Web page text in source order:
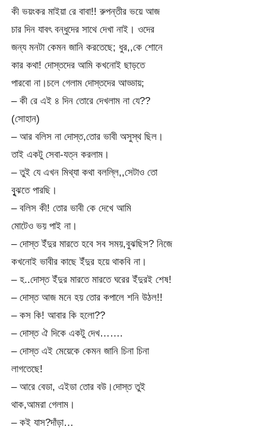
কী ভয়ংকর মাইয়া রে বাবা!! রুপন্তীর ভয়ে আজ
চার দিন যাবৎ বন্ধুদের সাথে দেখা নাই। ওদের
জন্য মনটা কেমন জানি করতেছে; ধুর,,কে শোনে
কার কথা! দোস্তদের আমি কখনোই ছাড়তে
পারবো না।চলে গেলাম দোস্তদের আড্ডায়;
– কী রে এই ৪ দিন তোরে দেখলাম না যে??
(সোহান)
– আর বলিস না দোস্ত,তোর ভাবী অসুস্থ ছিল।
তাই একটু সেবা-যত্ন করলাম।
– তুই যে এখন মিথ্যা কথা বলল্লি,,সেটাও তো
বুৃঝতে পারছি।
– বলিস কী! তোর ভাবী কে দেখে আমি
মোটেও ভয় পাই না।
– দোস্ত ইঁদুর মারতে হবে সব সময়,বুঝছিস? নিজে
কখনোই ভাবীর কাছে ইঁদুর হয়ে থাকবি না।
– হ..দোস্ত ইঁদুর মারতে মারতে ঘরের ইঁদুরই শেষ!
– দোস্ত আজ মনে হয় তোর কপালে শনি উঠল!!
– কস কি! আবার কি হলো??
– দোস্ত ঐ দিকে একটু দেখ…….
– দোস্ত এই মেয়েকে কেমন জানি চিনা চিনা
লাগতেছে!
– আরে বেডা, এইডা তোর বউ।দোস্ত তুই
থাক,আমরা গেলাম।
– কই যাস?দাঁড়া…